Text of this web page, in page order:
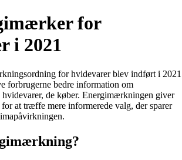
for
i 2021
for hvidevarer blev indført i 2021
forbrugerne bedre information om
de køber. Energimærkningen giver
at træffe mere informerede valg, der sparer